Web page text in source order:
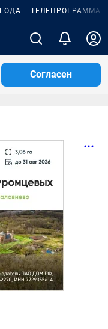
ТЕЛЕПРОГРАММА
Согласен